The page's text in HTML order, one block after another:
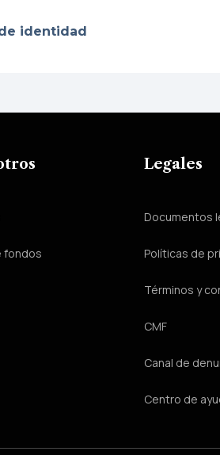
identidad
fondos
Legales
Documentos
Políticas de
Términos y
CMF
Canal de
Centro de